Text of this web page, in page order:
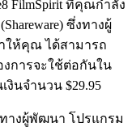
FilmSpirit ที่คุณกำลัง
ซึ่งทางผู้
าให้คุณ ได้สามารถ
การจะใช้ต่อกันใน
งินจำนวน $29.95
างผู้พัฒนา โปรแกรม